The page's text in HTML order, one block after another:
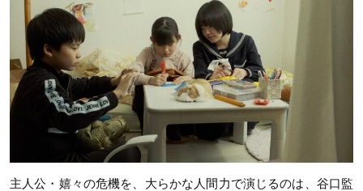
主人公・嬉々の危機を、大らかな人間力で演じるのは、谷口監